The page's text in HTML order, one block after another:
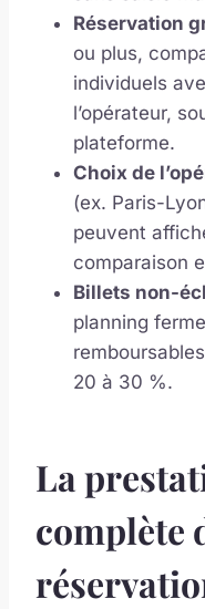
Réservation
ou plus,
individuels
l’opérateur,
plateforme.
Choix de
(ex. Paris-
peuvent
comparaison
Billets non-
planning
20 à 30 %.
La
complète